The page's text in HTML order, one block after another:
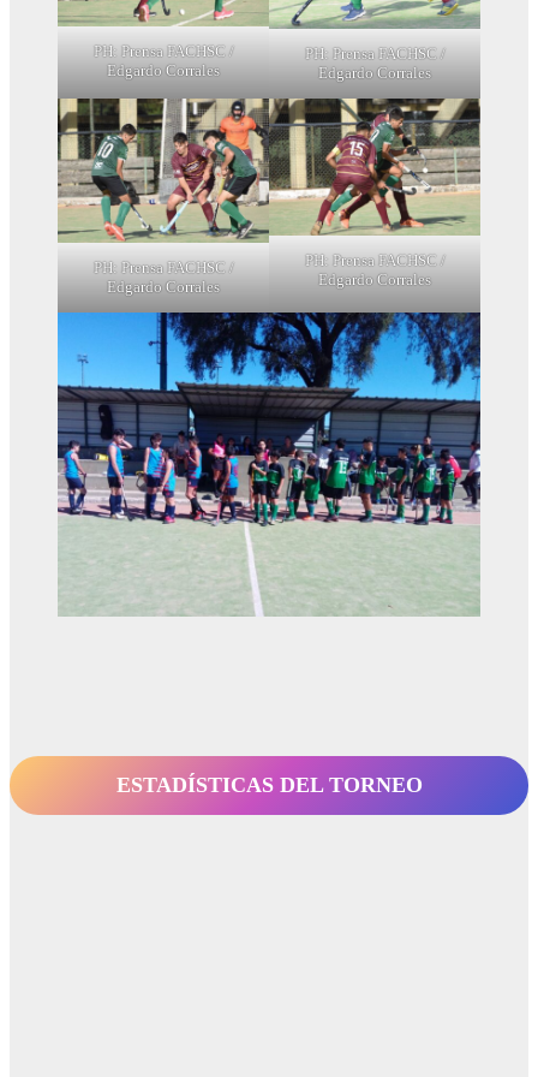
PH: Prensa FACHSC /
Edgardo Corrales
PH: Prensa FACHSC /
Edgardo Corrales
PH: Prensa FACHSC /
Edgardo Corrales
PH: Prensa FACHSC /
Edgardo Corrales
ESTADÍSTICAS DEL TORNEO